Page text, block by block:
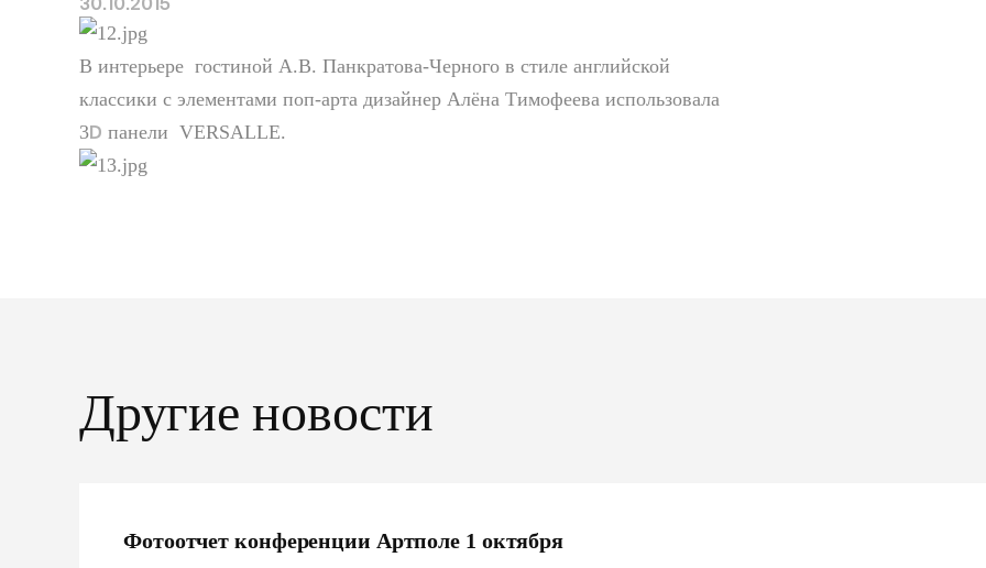
В интерьере гостиной А.В. Панкратова-Черного в стиле английской
классики с элементами поп-арта дизайнер Алёна Тимофеева использовала
3D панели VERSALLE.
Другие новости
Фотоотчет конференции Артполе 1 октября